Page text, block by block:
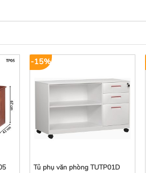
-15%
Tủ phụ văn phòng TUTP01D